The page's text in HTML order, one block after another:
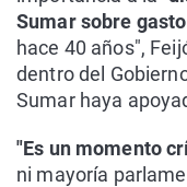
Sumar sobre
hace 40 años",
dentro del
Sumar haya
"Es un momento
ni mayoría